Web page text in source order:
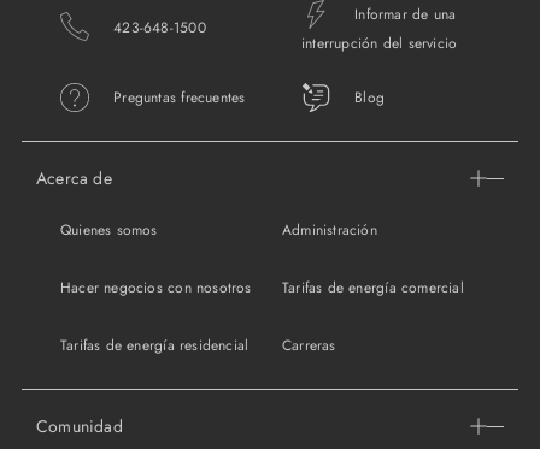
Acerca de
Quienes somos Administración
Hacer negocios con nosotros Tarifas de energía comercial
Tarifas de energía residencial Carreras
Comunidad
423-648-1500
Informar de una
interrupción del servicio
Preguntas frecuentes Blog